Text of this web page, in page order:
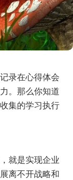
录在心得体会
。那么你知道
集的学习执行
就是实现企业
离不开战略和